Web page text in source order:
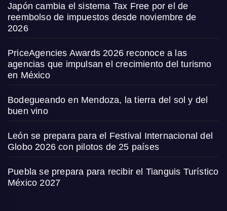
Japón cambia el sistema Tax Free por el de
reembolso de impuestos desde noviembre de
2026
PriceAgencies Awards 2026 reconoce a las
agencias que impulsan el crecimiento del turismo
en México
Bodegueando en Mendoza, la tierra del sol y del
buen vino
León se prepara para el Festival Internacional del
Globo 2026 con pilotos de 25 países
Puebla se prepara para recibir el Tianguis Turístico
México 2027